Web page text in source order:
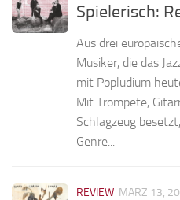
Spielerisch:
Aus drei
Musiker, die das
mit Popludium
Mit Trompete,
Schlagzeug
Genre...
REVIEW MÄRZ 13,